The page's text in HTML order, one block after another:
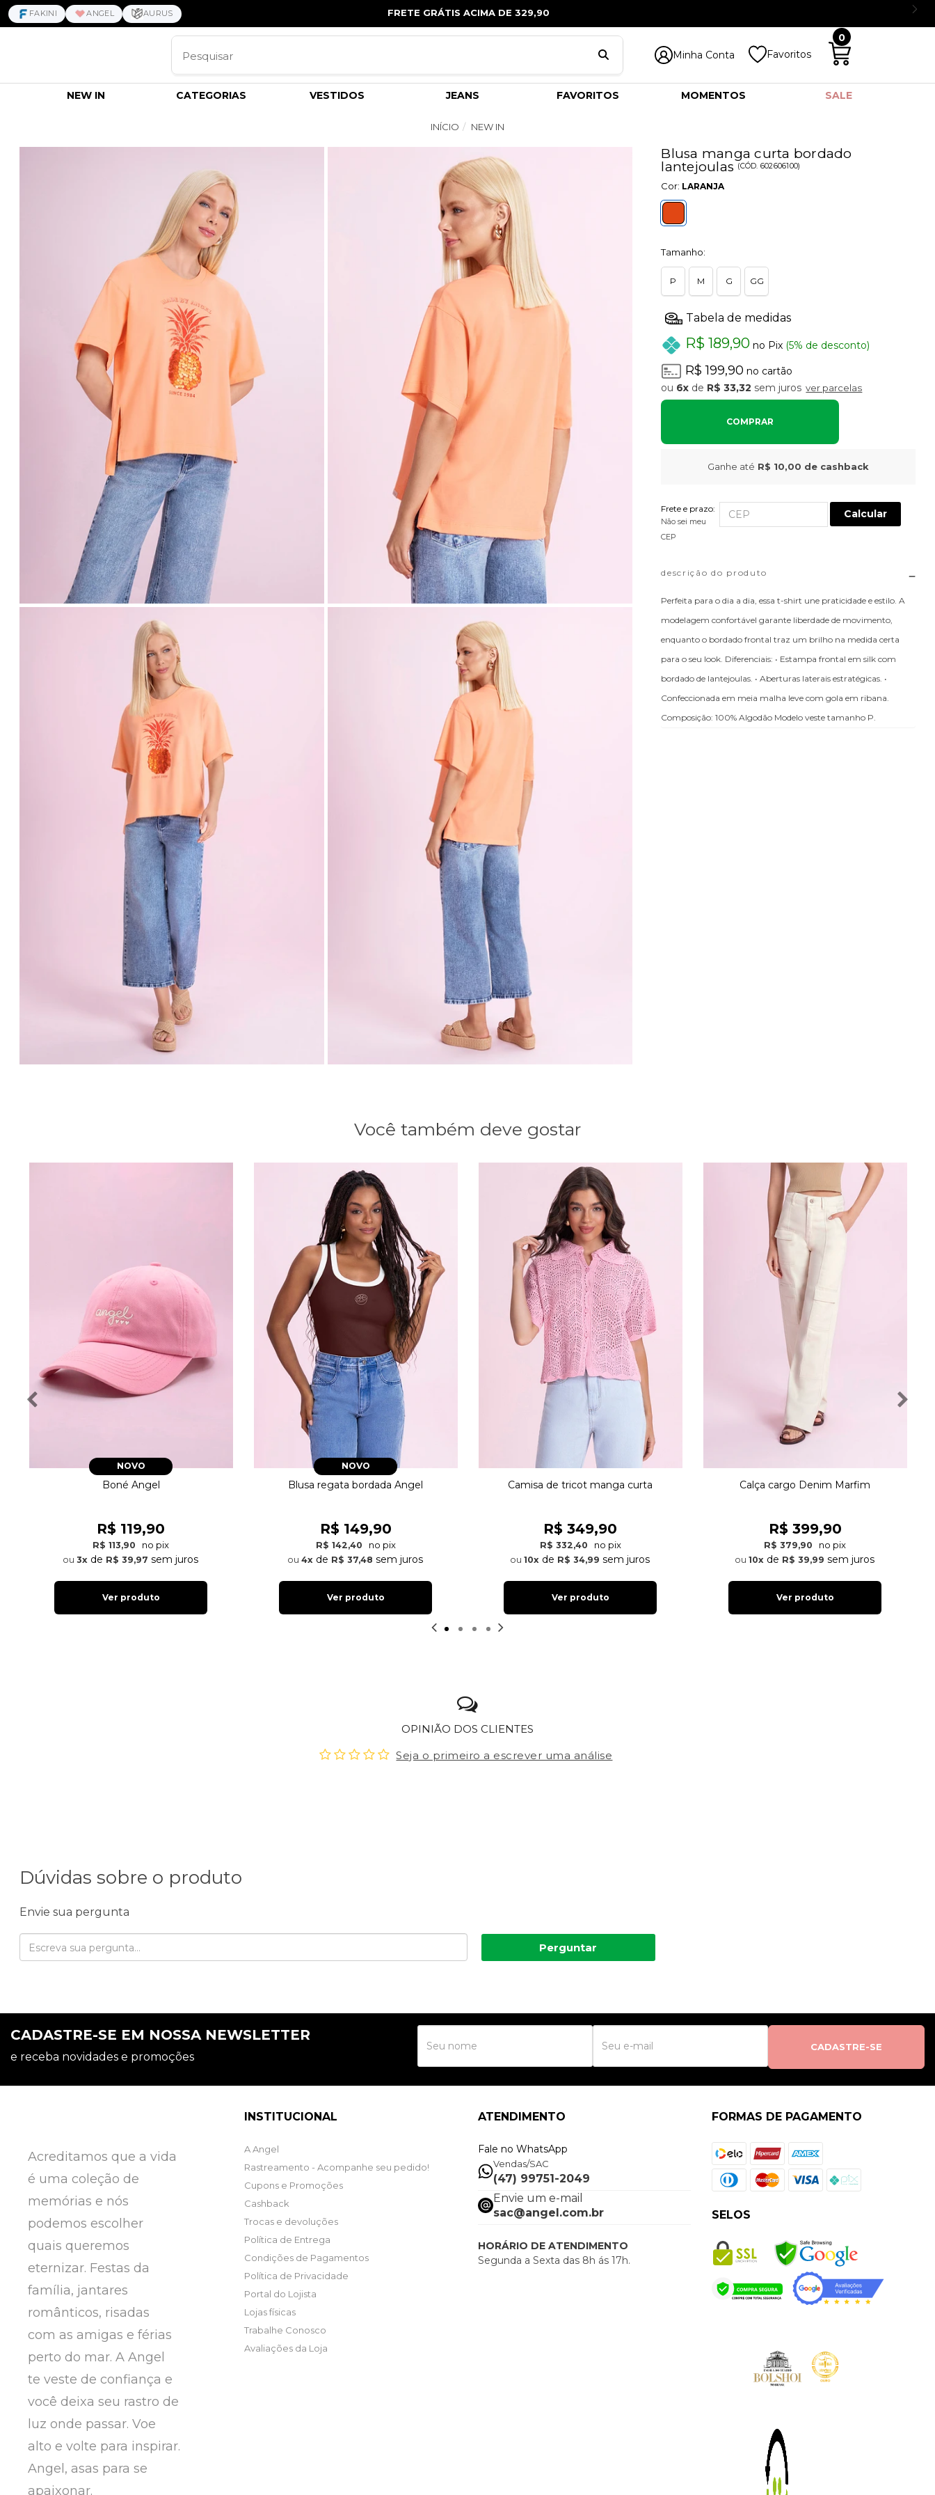
FAKINI ANGEL AURUS FRETE GRÁTIS ACIMA DE 329,90
Minha Conta Favoritos
0
NEW IN CATEGORIAS VESTIDOS JEANS FAVORITOS MOMENTOS SALE
INÍCIO NEW IN
Blusa manga curta bordado
lantejoulas (CÓD. 602606100)
Cor: LARANJA
Tamanho:
P M G GG
R$ 189,90 no Pix (5% de desconto)
R$ 199,90 no cartão
6x de R$ 33,32 sem juros ver parcelas
COMPRAR
Ganhe até R$ 10,00 de cashback
Frete e prazo:
Não sei meu
CEP
Calcular
descrição do produto
Perfeita para o dia a dia, essa t-shirt une praticidade e estilo. A
modelagem confortável garante liberdade de movimento,
enquanto o bordado frontal traz um brilho na medida certa
para o seu look. Diferenciais: • Estampa frontal em silk com
bordado de lantejoulas. • Aberturas laterais estratégicas. •
Confeccionada em meia malha leve com gola em ribana.
Composição: 100% Algodão Modelo veste tamanho P.
Você também deve gostar
NOVO
Boné Angel
R$ 119,90
R$ 113,90 no pix
3x de R$ 39,97 sem juros
Ver produto
NOVO
Blusa regata bordada Angel
R$ 149,90
R$ 142,40 no pix
4x de R$ 37,48 sem juros
Ver produto
Camisa de tricot manga curta
R$ 349,90
R$ 332,40 no pix
10x de R$ 34,99 sem juros
Ver produto
Calça cargo Denim Marfim
R$ 399,90
R$ 379,90 no pix
10x de R$ 39,99 sem juros
Ver produto
OPINIÃO DOS CLIENTES
Seja o primeiro a escrever uma análise
Dúvidas sobre o produto
Envie sua pergunta
Perguntar
CADASTRE-SE EM NOSSA NEWSLETTER
e receba novidades e promoções
CADASTRE-SE
Acreditamos que a vida
é uma coleção de
memórias e nós
podemos escolher
quais queremos
eternizar. Festas da
família, jantares
românticos, risadas
com as amigas e férias
perto do mar. A Angel
te veste de confiança e
você deixa seu rastro de
luz onde passar. Voe
alto e volte para inspirar.
Angel, asas para se
apaixonar.
INSTITUCIONAL
A Angel
Rastreamento - Acompanhe seu pedido!
Cupons e Promoções
Cashback
Trocas e devoluções
Política de Entrega
Condições de Pagamentos
Política de Privacidade
Portal do Lojista
Lojas físicas
Trabalhe Conosco
Avaliações da Loja
ATENDIMENTO
Fale no WhatsApp
Vendas/SAC
(47) 99751-2049
Envie um e-mail
sac@angel.com.br
HORÁRIO DE ATENDIMENTO
Segunda a Sexta das 8h ás 17h.
FORMAS DE PAGAMENTO
SELOS